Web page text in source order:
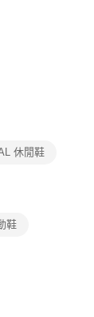
先享後付」
過四大超商／
準，若有關於
先享後付
home
」服務完成之交
可使用
，依本公司即
休閒鞋
鞋